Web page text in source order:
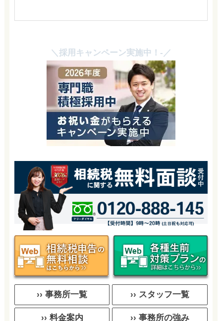
＼採用キャンペーン実施中！-／
›› 事務所一覧 ›› スタッフ一覧
›› 料金案内 ›› 事務所の強み